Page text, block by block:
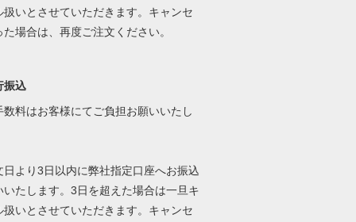
扱いとさせていただきます。キャンセ
た場合は、再度ご注文ください。
振込
料はお客様にてご負担お願いいたし
より3日以内に弊社指定口座へお振込
いたします。3日を超えた場合は一旦キ
扱いとさせていただきます。キャンセ